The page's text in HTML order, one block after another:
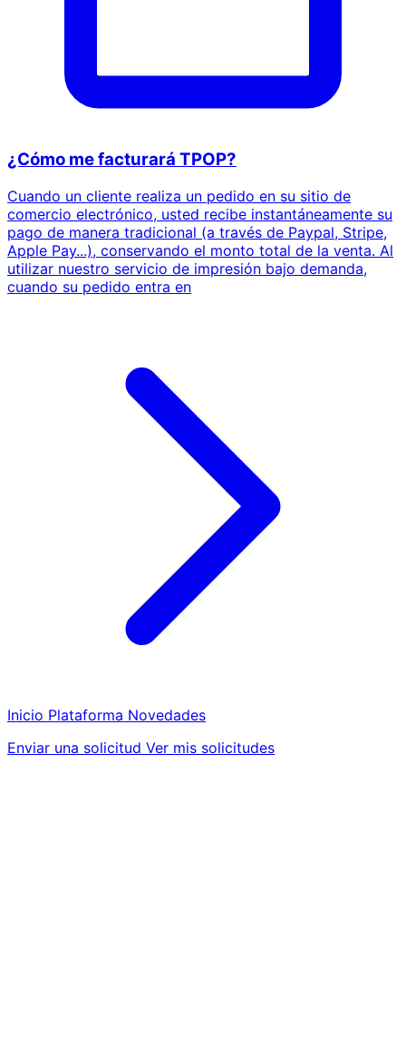
¿Cómo me facturará TPOP?
Cuando un cliente realiza un pedido en su sitio de
comercio electrónico, usted recibe instantáneamente su
pago de manera tradicional (a través de Paypal, Stripe,
Apple Pay...), conservando el monto total de la venta. Al
utilizar nuestro servicio de impresión bajo demanda,
cuando su pedido entra en
Inicio Plataforma Novedades
Enviar una solicitud Ver mis solicitudes